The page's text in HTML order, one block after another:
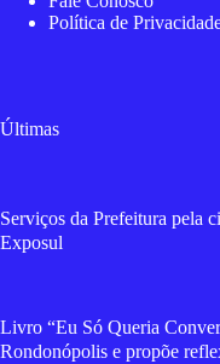
Política de
Últimas
Serviços da Prefeitura pela
Exposul
Livro “Eu Só Queria
Rondonópolis e propõe